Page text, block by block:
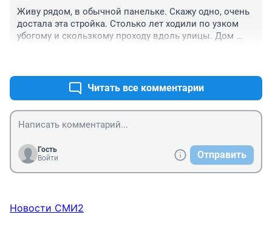
Живу рядом, в обычной панельке. Скажу одно, очень
достала эта стройка. Столько лет ходили по узком
убогому и скользкому проходу вдоль улицы. Дом
хочу, то и ворочу!Читать все комментарии
Гость
Войти
Отправить
Новости СМИ2